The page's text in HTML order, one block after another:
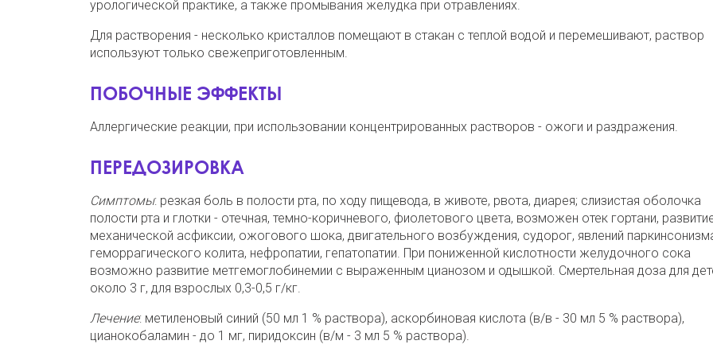
урологической практике, а также промывания желудка при отравлениях.
Для растворения - несколько кристаллов помещают в стакан с теплой водой и перемешивают, раствор
используют только свежеприготовленным.
ПОБОЧНЫЕ ЭФФЕКТЫ
Аллергические реакции, при использовании концентрированных растворов - ожоги и раздражения.
ПЕРЕДОЗИРОВКА
Симптомы: резкая боль в полости рта, по ходу пищевода, в животе, рвота, диарея; слизистая оболочка
полости рта и глотки - отечная, темно-коричневого, фиолетового цвета, возможен отек гортани,
механической асфиксии, ожогового шока, двигательного возбуждения, судорог, явлений
геморрагического колита, нефропатии, гепатопатии. При пониженной кислотности желудочного сока
возможно развитие метгемоглобинемии с выраженным цианозом и одышкой. Смертельная доза для
около 3 г, для взрослых 0,3-0,5 г/кг.
Лечение: метиленовый синий (50 мл 1 % раствора), аскорбиновая кислота (в/в - 30 мл 5 % раствора),
цианокобаламин - до 1 мг, пиридоксин (в/м - 3 мл 5 % раствора).